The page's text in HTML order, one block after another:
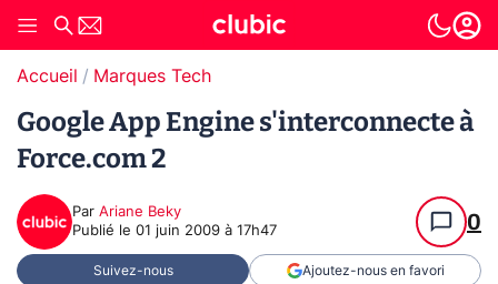
Accueil Marques Tech
Google App Engine s'interconnecte à
Force.com 2
Par Ariane Beky
Publié le 01 juin 2009 à 17h47 0
Suivez-nous Ajoutez-nous en favori